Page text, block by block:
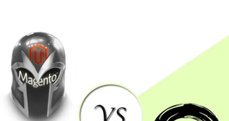
CÉGNÉV
TELEFONSZÁM
ÜZENET
ELOLVASOM